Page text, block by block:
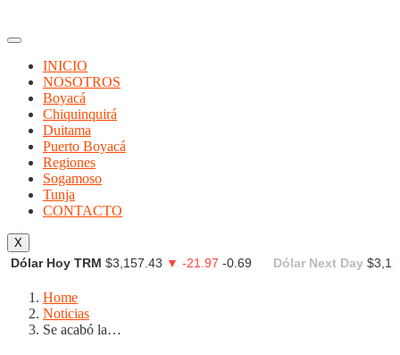
INICIO
NOSOTROS
Boyacá
Chiquinquirá
Duitama
Puerto Boyacá
Regiones
Sogamoso
Tunja
CONTACTO
X
Dólar Hoy TRM $3,157.43 ▼ -21.97 -0.69 Dólar Next Day
Home
Noticias
Se acabó la…